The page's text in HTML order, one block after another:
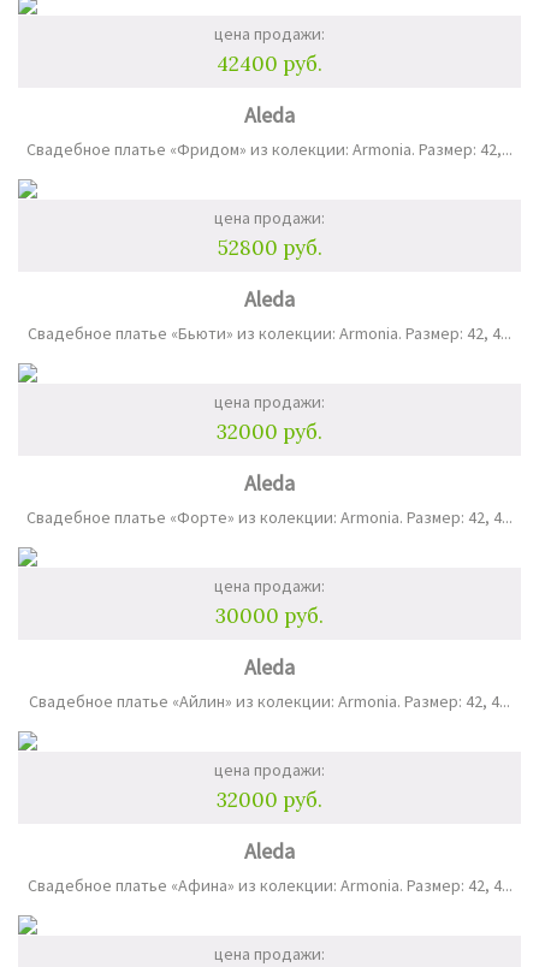
цена продажи:
42400 руб.
Aleda
Свадебное платье «Фридом» из колекции: Armonia. Размер: 42,...
цена продажи:
52800 руб.
Aleda
Свадебное платье «Бьюти» из колекции: Armonia. Размер: 42, 4...
цена продажи:
32000 руб.
Aleda
Свадебное платье «Форте» из колекции: Armonia. Размер: 42, 4...
цена продажи:
30000 руб.
Aleda
Свадебное платье «Айлин» из колекции: Armonia. Размер: 42, 4...
цена продажи:
32000 руб.
Aleda
Свадебное платье «Афина» из колекции: Armonia. Размер: 42, 4...
цена продажи: